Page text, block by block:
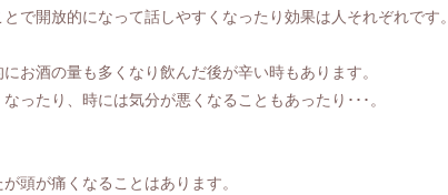
で開放的になって話しやすくなったり効果は人それぞれです。
お酒の量も多くなり飲んだ後が辛い時もあります。
ったり、時には気分が悪くなることもあったり･･･。
頭が痛くなることはあります。